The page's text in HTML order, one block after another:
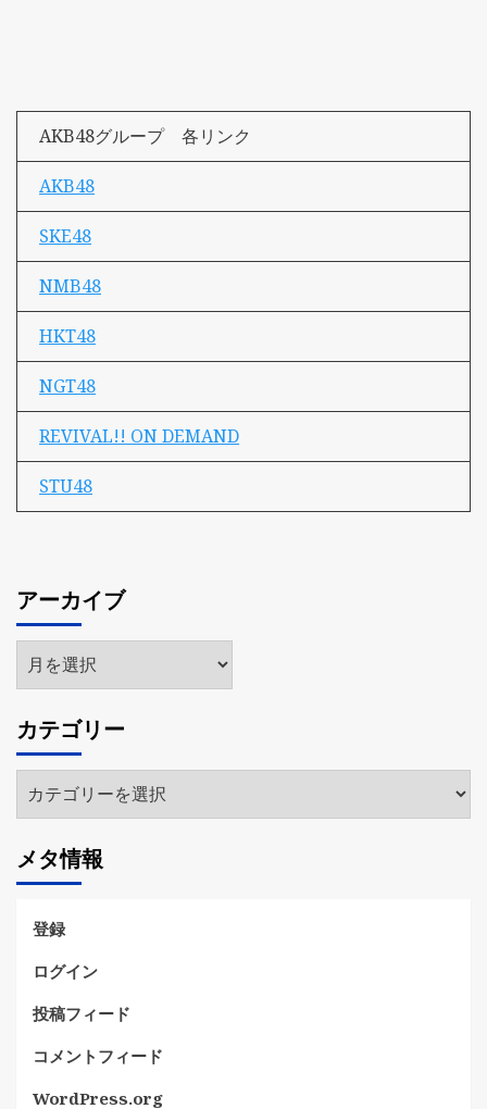
AKB48グループ 各リンク
AKB48
SKE48
NMB48
HKT48
NGT48
REVIVAL!! ON DEMAND
STU48
アーカイブ
ア
ー
イ
ブ
カテゴリー
テ
リ
ー
メタ情報
登録
ログイン
投稿フィード
コメントフィード
WordPress.org